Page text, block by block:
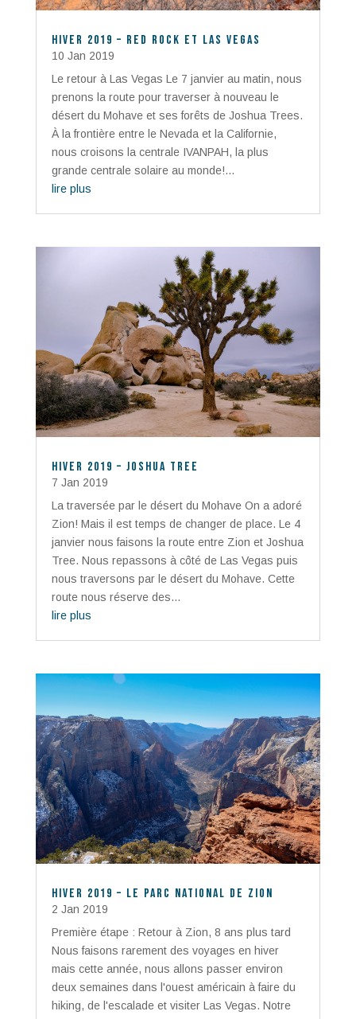
Hiver 2019 – Red Rock et Las Vegas
10 Jan 2019
Le retour à Las Vegas Le 7 janvier au matin, nous
prenons la route pour traverser à nouveau le
désert du Mohave et ses forêts de Joshua Trees.
À la frontière entre le Nevada et la Californie,
nous croisons la centrale IVANPAH, la plus
grande centrale solaire au monde!...
lire plus
Hiver 2019 – Joshua Tree
7 Jan 2019
La traversée par le désert du Mohave On a adoré
Zion! Mais il est temps de changer de place. Le 4
janvier nous faisons la route entre Zion et Joshua
Tree. Nous repassons à côté de Las Vegas puis
nous traversons par le désert du Mohave. Cette
route nous réserve des...
lire plus
Hiver 2019 – Le parc National de Zion
2 Jan 2019
Première étape : Retour à Zion, 8 ans plus tard
Nous faisons rarement des voyages en hiver
mais cette année, nous allons passer environ
deux semaines dans l'ouest américain à faire du
hiking, de l'escalade et visiter Las Vegas. Notre